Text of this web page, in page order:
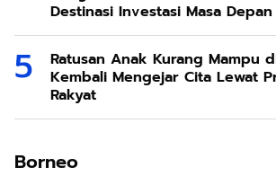
Destinasi Investasi Masa Depan
Ratusan Anak Kurang Mampu
Kembali Mengejar Cita Lewat
Rakyat
Borneo